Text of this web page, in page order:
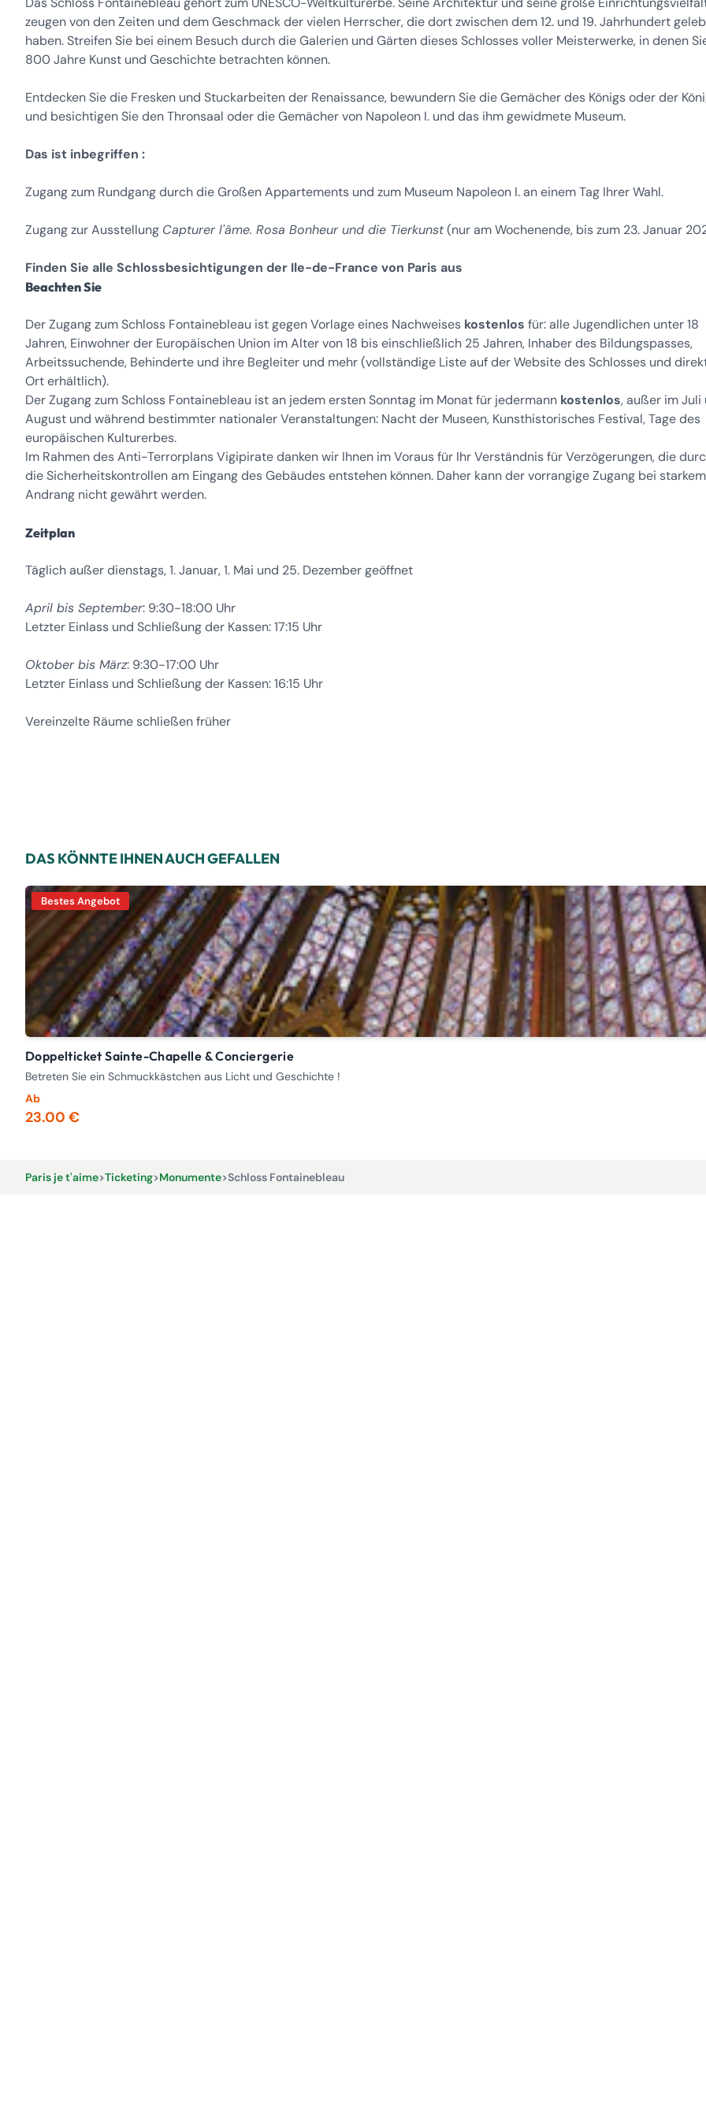
zeugen von den Zeiten und dem Geschmack der vielen Herrscher, die dort zwischen dem 12. und 19. Jahrhundert
haben. Streifen Sie bei einem Besuch durch die Galerien und Gärten dieses Schlosses voller Meisterwerke, in denen
800 Jahre Kunst und Geschichte betrachten können.
Entdecken Sie die Fresken und Stuckarbeiten der Renaissance, bewundern Sie die Gemächer des Königs oder der
und besichtigen Sie den Thronsaal oder die Gemächer von Napoleon I. und das ihm gewidmete Museum.
Das ist inbegriffen :
Zugang zum Rundgang durch die Großen Appartements und zum Museum Napoleon I. an einem Tag Ihrer Wahl.
Zugang zur Ausstellung Capturer l'âme. Rosa Bonheur und die Tierkunst(nur am Wochenende, bis zum 23. Januar
Finden Sie alle Schlossbesichtigungen der Ile-de-France von Paris aus
Beachten Sie
Der Zugang zum Schloss Fontainebleau ist gegen Vorlage eines Nachweises kostenlos für: alle Jugendlichen unter 18
Jahren, Einwohner der Europäischen Union im Alter von 18 bis einschließlich 25 Jahren, Inhaber des Bildungspasses,
Arbeitssuchende, Behinderte und ihre Begleiter und mehr (vollständige Liste auf der Website des Schlosses und
Ort erhältlich).
Der Zugang zum Schloss Fontainebleau ist an jedem ersten Sonntag im Monat für jedermann kostenlos, außer im Juli
August und während bestimmter nationaler Veranstaltungen: Nacht der Museen, Kunsthistorisches Festival, Tage des
europäischen Kulturerbes.
Im Rahmen des Anti-Terrorplans Vigipirate danken wir Ihnen im Voraus für Ihr Verständnis für Verzögerungen, die
die Sicherheitskontrollen am Eingang des Gebäudes entstehen können. Daher kann der vorrangige Zugang bei starkem
Andrang nicht gewährt werden.
Zeitplan
Täglich außer dienstags, 1. Januar, 1. Mai und 25. Dezember geöffnet
April bis September: 9:30-18:00 Uhr
Letzter Einlass und Schließung der Kassen: 17:15 Uhr
Oktober bis März: 9:30-17:00 Uhr
Letzter Einlass und Schließung der Kassen: 16:15 Uhr
Vereinzelte Räume schließen früher
DAS KÖNNTE IHNEN AUCH GEFALLEN
Bestes Angebot
Doppelticket Sainte-Chapelle & Conciergerie
Betreten Sie ein Schmuckkästchen aus Licht und Geschichte !
Ab
23.00 €
Paris je t'aime>Ticketing>Monumente>Schloss Fontainebleau